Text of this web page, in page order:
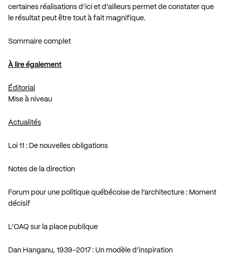
certaines réalisations d’ici et d’ailleurs permet de constater que
le résultat peut être tout à fait magnifique.
Sommaire complet
À lire également
Éditorial
Mise à niveau
Actualités
Loi 11 : De nouvelles obligations
Notes de la direction
Forum pour une politique québécoise de l’architecture : Moment
décisif
L’OAQ sur la place publique
Dan Hanganu, 1939-2017 : Un modèle d’inspiration